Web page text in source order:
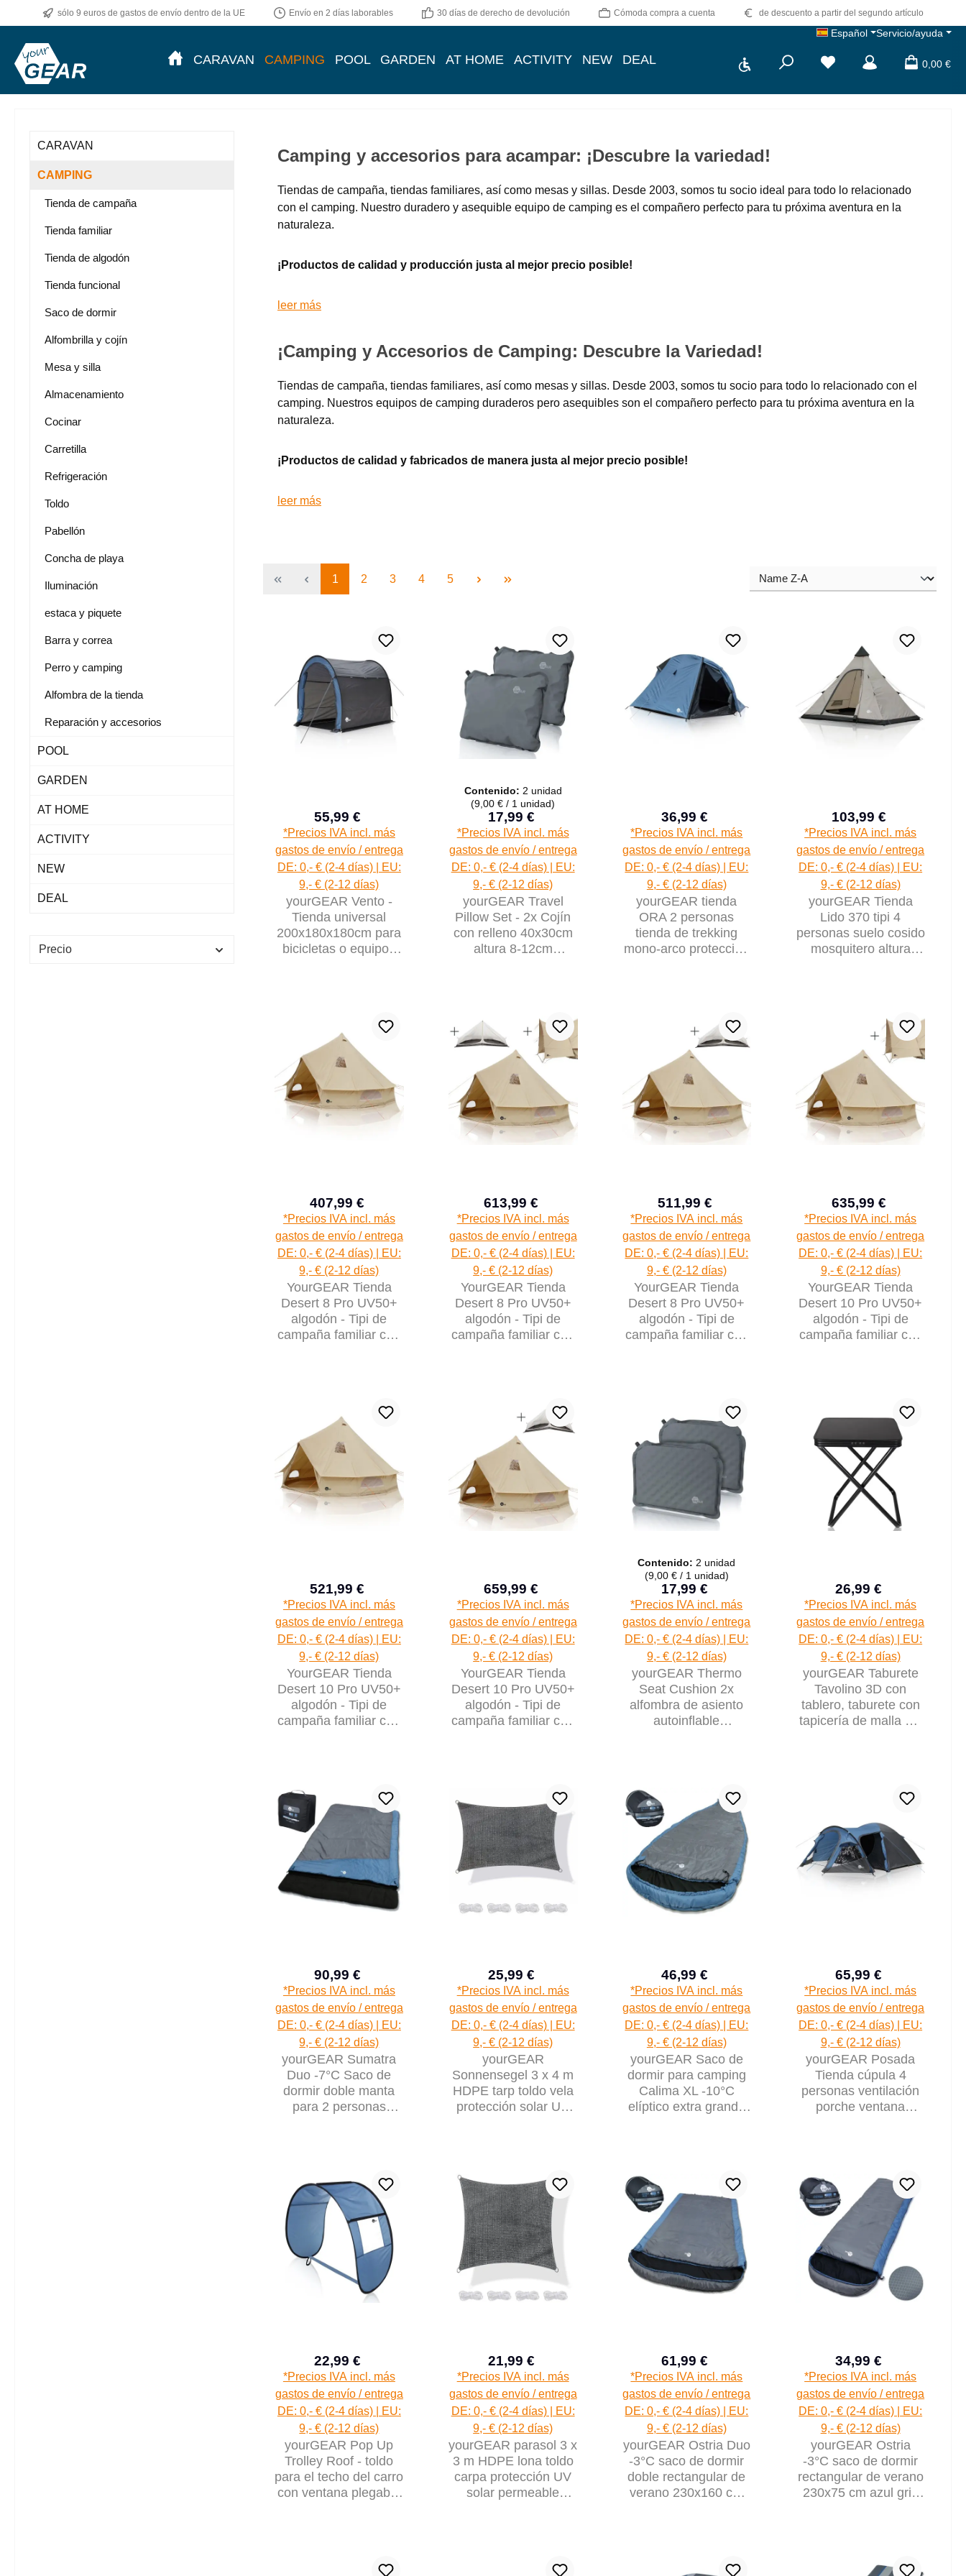
sólo 9 euros de gastos de envío dentro de la UE Envío en 2 días laborables 30 días de derecho de devolución Cómoda compra a cuenta de descuento a partir del segundo artículo
Español Servicio/ayuda
CARAVAN CAMPING POOL GARDEN AT HOME ACTIVITY NEW DEAL Show toolbar Tienes 0 artículos en tu
0,00 €
CARAVAN
CAMPING
Tienda de campaña
Tienda familiar
Tienda de algodón
Tienda funcional
Saco de dormir
Alfombrilla y cojín
Mesa y silla
Almacenamiento
Cocinar
Carretilla
Refrigeración
Toldo
Pabellón
Concha de playa
Iluminación
estaca y piquete
Barra y correa
Perro y camping
Alfombra de la tienda
Reparación y accesorios
POOL
GARDEN
AT HOME
ACTIVITY
NEW
DEAL
Precio
Camping y accesorios para acampar: ¡Descubre la variedad!
Tiendas de campaña, tiendas familiares, así como mesas y sillas. Desde 2003, somos tu socio ideal para todo lo relacionado
con el camping. Nuestro duradero y asequible equipo de camping es el compañero perfecto para tu próxima aventura en la
naturaleza.
¡Productos de calidad y producción justa al mejor precio posible!
leer más
¡Camping y Accesorios de Camping: Descubre la Variedad!
Tiendas de campaña, tiendas familiares, así como mesas y sillas. Desde 2003, somos tu socio para todo lo relacionado con el
camping. Nuestros equipos de camping duraderos pero asequibles son el compañero perfecto para tu próxima aventura en la
naturaleza.
¡Productos de calidad y fabricados de manera justa al mejor precio posible!
leer más
Página
1 Página
2 Página
3 Página
4 Página
5
Precio de venta:
55,99 €
Precio normal:
*Precios IVA incl. más
gastos de envío / entrega
DE: 0,- € (2-4 días) | EU:
9,- € (2-12 días)
yourGEAR Vento -
Tienda universal
200x180x180cm para
bicicletas o equipos
Contenido: 2 unidad
(9,00 € / 1 unidad)
Precio de venta:
17,99 €
Precio normal:
*Precios IVA incl. más
gastos de envío / entrega
DE: 0,- € (2-4 días) | EU:
9,- € (2-12 días)
yourGEAR Travel
Pillow Set - 2x Cojín
con relleno 40x30cm
altura 8-12cm
Precio de venta:
36,99 €
Precio normal:
*Precios IVA incl. más
gastos de envío / entrega
DE: 0,- € (2-4 días) | EU:
9,- € (2-12 días)
yourGEAR tienda
ORA 2 personas
tienda de trekking
mono-arco protección
Precio de venta:
103,99 €
Precio
*Precios IVA incl. más
gastos de envío / entrega
DE: 0,- € (2-4 días) | EU:
9,- € (2-12 días)
yourGEAR Tienda
Lido 370 tipi 4
personas suelo cosido
mosquitero altura
Precio de venta:
407,99 €
Precio normal:
*Precios IVA incl. más
gastos de envío / entrega
DE: 0,- € (2-4 días) | EU:
9,- € (2-12 días)
YourGEAR Tienda
Desert 8 Pro UV50+
algodón - Tipi de
campaña familiar con
Precio de venta:
613,99 €
Precio normal:
*Precios IVA incl. más
gastos de envío / entrega
DE: 0,- € (2-4 días) | EU:
9,- € (2-12 días)
YourGEAR Tienda
Desert 8 Pro UV50+
algodón - Tipi de
campaña familiar con
Precio de venta:
511,99 €
Precio normal:
*Precios IVA incl. más
gastos de envío / entrega
DE: 0,- € (2-4 días) | EU:
9,- € (2-12 días)
YourGEAR Tienda
Desert 8 Pro UV50+
algodón - Tipi de
campaña familiar con
Precio de venta:
635,99 €
Precio
*Precios IVA incl. más
gastos de envío / entrega
DE: 0,- € (2-4 días) | EU:
9,- € (2-12 días)
YourGEAR Tienda
Desert 10 Pro UV50+
algodón - Tipi de
campaña familiar con
Precio de venta:
521,99 €
Precio normal:
*Precios IVA incl. más
gastos de envío / entrega
DE: 0,- € (2-4 días) | EU:
9,- € (2-12 días)
YourGEAR Tienda
Desert 10 Pro UV50+
algodón - Tipi de
campaña familiar con
Precio de venta:
659,99 €
Precio normal:
*Precios IVA incl. más
gastos de envío / entrega
DE: 0,- € (2-4 días) | EU:
9,- € (2-12 días)
YourGEAR Tienda
Desert 10 Pro UV50+
algodón - Tipi de
campaña familiar con
Contenido: 2 unidad
(9,00 € / 1 unidad)
Precio de venta:
17,99 €
Precio normal:
*Precios IVA incl. más
gastos de envío / entrega
DE: 0,- € (2-4 días) | EU:
9,- € (2-12 días)
yourGEAR Thermo
Seat Cushion 2x
alfombra de asiento
autoinflable
Precio de venta:
26,99 €
Precio normal:
*Precios IVA incl. más
gastos de envío / entrega
DE: 0,- € (2-4 días) | EU:
9,- € (2-12 días)
yourGEAR Taburete
Tavolino 3D con
tablero, taburete con
tapicería de malla 3D
Precio de venta:
90,99 €
Precio normal:
*Precios IVA incl. más
gastos de envío / entrega
DE: 0,- € (2-4 días) | EU:
9,- € (2-12 días)
yourGEAR Sumatra
Duo -7°C Saco de
dormir doble manta
para 2 personas
Precio de venta:
25,99 €
Precio normal:
*Precios IVA incl. más
gastos de envío / entrega
DE: 0,- € (2-4 días) | EU:
9,- € (2-12 días)
yourGEAR
Sonnensegel 3 x 4 m
HDPE tarp toldo vela
protección solar UV
Precio de venta:
46,99 €
Precio normal:
*Precios IVA incl. más
gastos de envío / entrega
DE: 0,- € (2-4 días) | EU:
9,- € (2-12 días)
yourGEAR Saco de
dormir para camping
Calima XL -10°C
elíptico extra grande
Precio de venta:
65,99 €
Precio normal:
*Precios IVA incl. más
gastos de envío / entrega
DE: 0,- € (2-4 días) | EU:
9,- € (2-12 días)
yourGEAR Posada
Tienda cúpula 4
personas ventilación
porche ventana
Precio de venta:
22,99 €
Precio normal:
*Precios IVA incl. más
gastos de envío / entrega
DE: 0,- € (2-4 días) | EU:
9,- € (2-12 días)
yourGEAR Pop Up
Trolley Roof - toldo
para el techo del carro
con ventana plegable
Precio de venta:
21,99 €
Precio normal:
*Precios IVA incl. más
gastos de envío / entrega
DE: 0,- € (2-4 días) | EU:
9,- € (2-12 días)
yourGEAR parasol 3 x
3 m HDPE lona toldo
carpa protección UV
solar permeable
Precio de venta:
61,99 €
Precio normal:
*Precios IVA incl. más
gastos de envío / entrega
DE: 0,- € (2-4 días) | EU:
9,- € (2-12 días)
yourGEAR Ostria Duo
-3°C saco de dormir
doble rectangular de
verano 230x160 cm
Precio de venta:
34,99 €
Precio normal:
*Precios IVA incl. más
gastos de envío / entrega
DE: 0,- € (2-4 días) | EU:
9,- € (2-12 días)
yourGEAR Ostria
-3°C saco de dormir
rectangular de verano
230x75 cm azul gris